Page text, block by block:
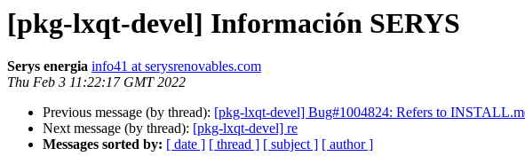
[pkg-lxqt-devel] Información SERYS
Serys energia info41 at serysrenovables.com
Thu Feb 3 11:22:17 GMT 2022
Previous message (by thread): [pkg-lxqt-devel] Bug#1004824: Refers to
Next message (by thread): [pkg-lxqt-devel] re
Messages sorted by: [ date ] [ thread ] [ subject ] [ author ]